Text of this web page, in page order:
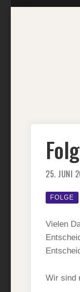
25. JUNI
FOLGE
Vielen
Wir sind